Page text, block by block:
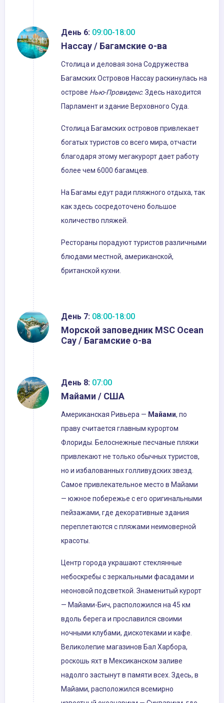
День 6: 09:00-18:00
Нассау / Багамские о-ва
Столица и деловая зона Содружества
Багамских Островов Нассау раскинулась на
острове Нью-Провиденс. Здесь находится
Парламент и здание Верховного Суда.
Столица Багамских островов привлекает
богатых туристов со всего мира, отчасти
благодаря этому мегакурорт дает работу
более чем 6000 багамцев.
На Багамы едут ради пляжного отдыха, так
как здесь сосредоточено большое
количество пляжей.
Рестораны порадуют туристов различными
блюдами местной, американской,
британской кухни.
День 7: 08:00-18:00
Морской заповедник MSC Ocean
Cay / Багамские о-ва
День 8: 07:00
Майами / США
Американская Ривьера — Майами, по
праву считается главным курортом
Флориды. Белоснежные песчаные пляжи
привлекают не только обычных туристов,
но и избалованных голливудских звезд.
Самое привлекательное место в Майами
— южное побережье с его оригинальными
пейзажами, где декоративные здания
переплетаются с пляжами неимоверной
красоты.
Центр города украшают стеклянные
небоскребы с зеркальными фасадами и
неоновой подсветкой. Знаменитый курорт
— Майами-Бич, расположился на 45 км
вдоль берега и прославился своими
ночными клубами, дискотеками и кафе.
Великолепие магазинов Бал Харбора,
роскошь яхт в Мексиканском заливе
надолго застынут в памяти всех. Здесь, в
Майами, расположился всемирно